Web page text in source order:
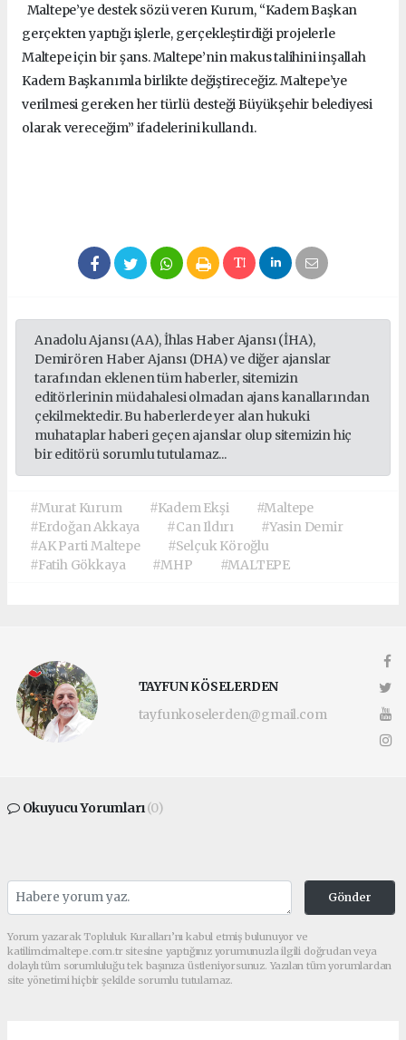
Maltepe’ye destek sözü veren Kurum, “Kadem Başkan
gerçekten yaptığı işlerle, gerçekleştirdiği projelerle
Maltepe için bir şans. Maltepe’nin makus talihini inşallah
Kadem Başkanımla birlikte değiştireceğiz. Maltepe’ye
verilmesi gereken her türlü desteği Büyükşehir belediyesi
olarak vereceğim” ifadelerini kullandı.
Anadolu Ajansı (AA), İhlas Haber Ajansı (İHA),
Demirören Haber Ajansı (DHA) ve diğer ajanslar
tarafından eklenen tüm haberler, sitemizin
editörlerinin müdahalesi olmadan ajans kanallarından
çekilmektedir. Bu haberlerde yer alan hukuki
muhataplar haberi geçen ajanslar olup sitemizin hiç
bir editörü sorumlu tutulamaz...
#Murat Kurum #Kadem Ekşi
#Maltepe
#Erdoğan Akkaya
#Can Ildırı
#Yasin Demir
#AK Parti Maltepe
#Selçuk Köroğlu
#Fatih Gökkaya
#MHP #MALTEPE
TAYFUN KÖSELERDEN
tayfunkoselerden@gmail.com
Okuyucu Yorumları(0)
Gönder
Yorum yazarak Topluluk Kuralları’nı kabul etmiş bulunuyor ve
katilimcimaltepe.com.tr sitesine yaptığınız yorumunuzla ilgili doğrudan veya
dolaylı tüm sorumluluğu tek başınıza üstleniyorsunuz. Yazılan tüm yorumlardan
site yönetimi hiçbir şekilde sorumlu tutulamaz.